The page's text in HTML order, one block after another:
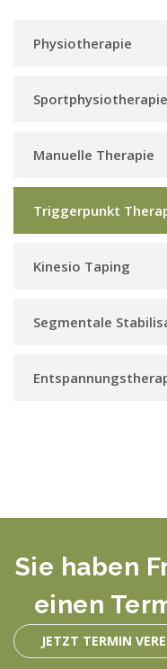
Physiotherapie
Sportphysiotherapie
Manuelle Therapie
Triggerpunkt
Kinesio Taping
Segmentale
Sie haben
einen
JETZT TERMIN